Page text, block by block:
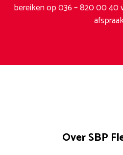
bereiken op 036 – 820 00 40
Over SBP